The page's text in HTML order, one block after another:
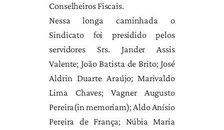
Conselheiros Fiscais.
Nessa longa caminhada o
Sindicato foi presidido pelos
servidores Srs. Jander Assis
Valente; João Batista de Brito; José
Aldrin Duarte Araújo; Marivaldo
Lima Chaves; Vagner Augusto
Pereira(in memoriam); Aldo Anísio
Pereira de França; Núbia Maria